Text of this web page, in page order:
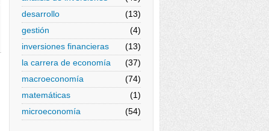
desarrollo
(13)
gestión
(4)
inversiones financieras
(13)
la carrera de economía
(37)
macroeconomía
(74)
matemáticas
(1)
microeconomía
(54)